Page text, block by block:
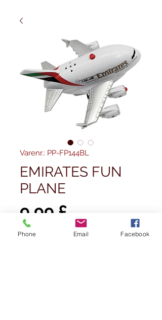
Varenr.: PP-FP144BL
EMIRATES FUN
PLANE
9,99 £
Antal
Phone Email Facebook